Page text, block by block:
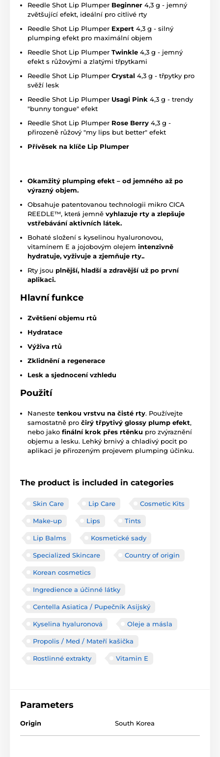
Reedle Shot Lip Plumper Beginner 4,3 g - jemný
zvětšující efekt, ideální pro citlivé rty
Reedle Shot Lip Plumper Expert 4,3 g - silný
plumping efekt pro maximální objem
Reedle Shot Lip Plumper Twinkle 4,3 g - jemný
efekt s růžovými a zlatými třpytkami
Reedle Shot Lip Plumper Crystal 4,3 g - třpytky pro
svěží lesk
Reedle Shot Lip Plumper Usagi Pink 4,3 g - trendy
"bunny tongue" efekt
Reedle Shot Lip Plumper Rose Berry 4,3 g -
přirozeně růžový "my lips but better" efekt
Přívěsek na klíče Lip Plumper
Okamžitý plumping efekt – od jemného až po
výrazný objem.
Obsahuje patentovanou technologii mikro CICA
REEDLE™, která jemně vyhlazuje rty a zlepšuje
vstřebávání aktivních látek.
Bohaté složení s kyselinou hyaluronovou,
vitamínem E a jojobovým olejem intenzivně
hydratuje, vyživuje a zjemňuje rty..
Rty jsou plnější, hladší a zdravější už po první
aplikaci.
Hlavní funkce
Zvětšení objemu rtů
Hydratace
Výživa rtů
Zklidnění a regenerace
Lesk a sjednocení vzhledu
Použití
Naneste tenkou vrstvu na čisté rty. Používejte
samostatně pro čirý třpytivý glossy plump efekt,
nebo jako finální krok přes rtěnku pro zvýraznění
objemu a lesku. Lehký brnivý a chladivý pocit po
aplikaci je přirozeným projevem plumping účinku.
The product is included in categories
Skin Care Lip Care Cosmetic Kits
Make-up Lips Tints
Lip Balms Kosmetické sady
Specialized Skincare Country of origin
Korean cosmetics
Ingredience a účinné látky
Centella Asiatica / Pupečník Asijský
Kyselina hyaluronová Oleje a másla
Propolis / Med / Mateří kašička
Rostlinné extrakty Vitamin E
Parameters
Origin South Korea